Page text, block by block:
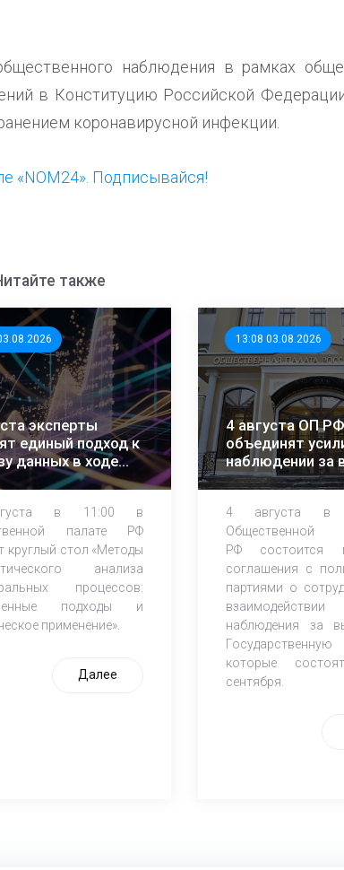
наблюдения в рамках
в Конституцию Российской
коронавирусной инфекции.
«NOM24». Подписывайся!
также
эксперты
единый подход к
данных в ходе
в 11:00 в
палате РФ
круглый стол «Методы
анализа
процессов:
подходы и
применение».
Далее
13:08 03.08.2026
4 августа ОП
объединят
наблюдении за
4 августа в
РФ состоится
соглашения с
партиями о
наблюдения за
которые
сентября.